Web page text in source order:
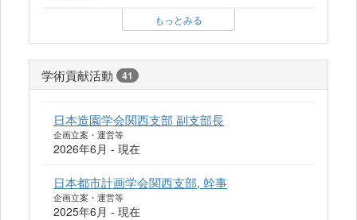
もっとみる
学術貢献活動 41
日本造園学会関西支部 副支部長
企画立案・運営等
2026年6月 - 現在
日本都市計画学会関西支部, 幹事
企画立案・運営等
2025年6月 - 現在